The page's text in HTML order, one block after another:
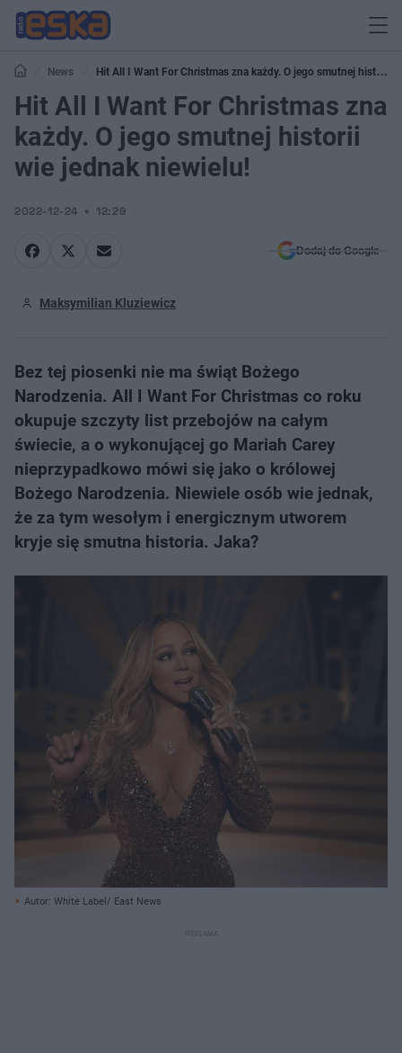
News
Hit All I Want For Christmas zna każdy. O jego smutnej historii
wie jednak niewielu!
Hit All I Want For Christmas zna
każdy. O jego smutnej historii
wie jednak niewielu!
2022-12-24 12:29
Dodaj do Google
Maksymilian Kluziewicz
Bez tej piosenki nie ma świąt Bożego
Narodzenia. All I Want For Christmas co roku
okupuje szczyty list przebojów na całym
świecie, a o wykonującej go Mariah Carey
nieprzypadkowo mówi się jako o królowej
Bożego Narodzenia. Niewiele osób wie jednak,
że za tym wesołym i energicznym utworem
kryje się smutna historia. Jaka?
Autor: White Label/ East News